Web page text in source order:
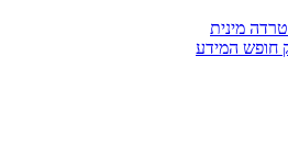
מינית
חופש המידע